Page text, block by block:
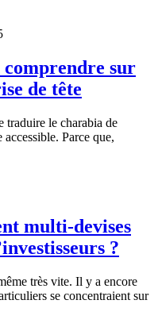
sur
de tête
traduire le charabia de
Parce que,
multi-devises
?
très vite. Il y a encore
se concentraient sur